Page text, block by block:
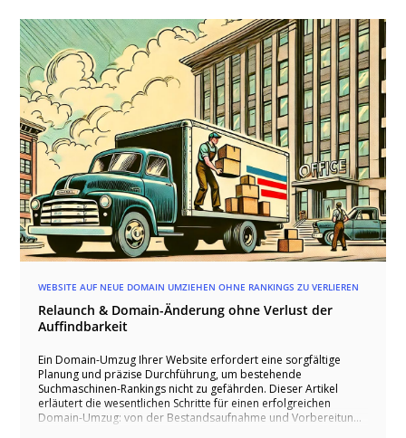
WEBSITE AUF NEUE DOMAIN UMZIEHEN OHNE RANKINGS ZU VERLIEREN
Relaunch & Domain-Änderung ohne Verlust der
Auffindbarkeit
Ein Domain-Umzug Ihrer Website erfordert eine sorgfältige
Planung und präzise Durchführung, um bestehende
Suchmaschinen-Rankings nicht zu gefährden. Dieser Artikel
erläutert die wesentlichen Schritte für einen erfolgreichen
Domain-Umzug: von der Bestandsaufnahme und Vorbereitung,